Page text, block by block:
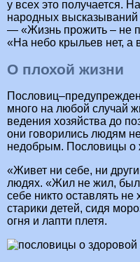
у всех это получается.
народных высказываний
— «Жизнь прожить – не
«На небо крыльев нет, а
О плохой жизни
много на любой случай
ведения хозяйства до
они говорились людям
недобрым. Пословицы о
«Живет ни себе, ни
людях. «Жил не жил,
себе никто оставлять не
старики детей, сидя
огня и лапти плетя.